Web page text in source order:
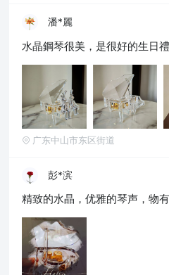
潘*麗
水晶鋼琴很美，是很好的生日
广东中山市东区街道
彭*滨
精致的水晶，优雅的琴声，物有